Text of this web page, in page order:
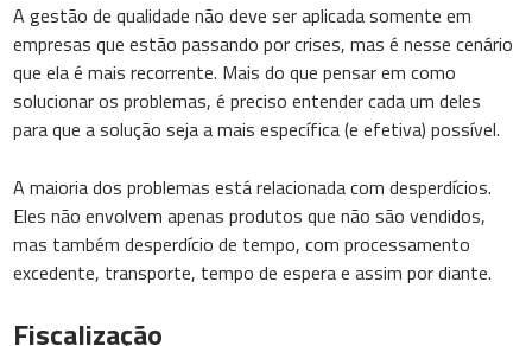
A gestão de qualidade não deve ser aplicada somente em
empresas que estão passando por crises, mas é nesse cenário
que ela é mais recorrente. Mais do que pensar em como
solucionar os problemas, é preciso entender cada um deles
para que a solução seja a mais específica (e efetiva) possível.
A maioria dos problemas está relacionada com desperdícios.
Eles não envolvem apenas produtos que não são vendidos,
mas também desperdício de tempo, com processamento
excedente, transporte, tempo de espera e assim por diante.
Fiscalização